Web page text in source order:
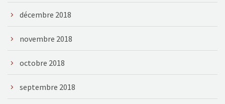
décembre 2018
novembre 2018
octobre 2018
septembre 2018